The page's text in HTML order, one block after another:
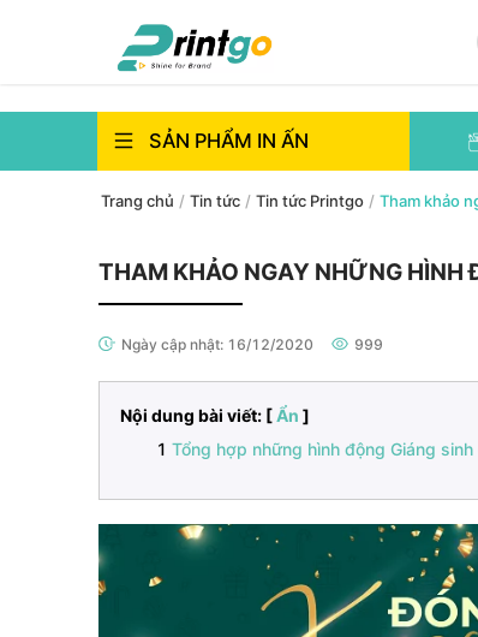
SẢN PHẨM IN ẤN
Trang chủ / Tin tức / Tin tức Printgo / Tham khảo
THAM KHẢO NGAY NHỮNG HÌNH
Ngày cập nhật: 16/12/2020 999
Nội dung bài viết: [Ẩn ]
Tổng hợp những hình động Giáng